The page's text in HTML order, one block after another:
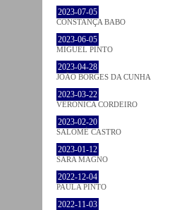
2023-07-05
CONSTANÇA BABO
2023-06-05
MIGUEL PINTO
2023-04-28
JOÃO BORGES DA CUNHA
2023-03-22
VERONICA CORDEIRO
2023-02-20
SALOMÉ CASTRO
2023-01-12
SARA MAGNO
2022-12-04
PAULA PINTO
2022-11-03